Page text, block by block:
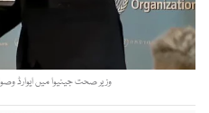
وزیر صحت جینیوا میں ایوارڈ